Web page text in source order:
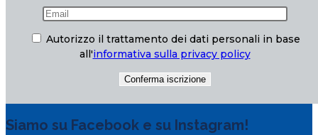
Autorizzo il trattamento dei dati personali in base
all'informativa sulla privacy policy
Siamo su Facebook e su Instagram!